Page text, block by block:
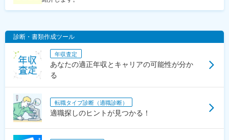
診断・書類作成ツール
年収査定
あなたの適正年収とキャリアの可能性が分か
る
転職タイプ診断（適職診断）
適職探しのヒントが見つかる！